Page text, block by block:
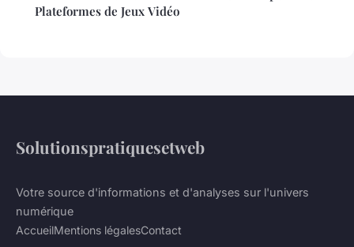
Plateformes de Jeux Vidéo
Solutionspratiquesetweb
Votre source d'informations et d'analyses sur l'univers
numérique
AccueilMentions légalesContact